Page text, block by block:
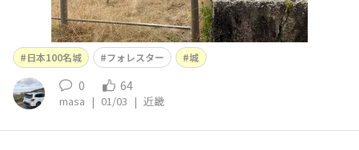
日本100名城 フォレスター 城
0 64
masa | 01/03 | 近畿